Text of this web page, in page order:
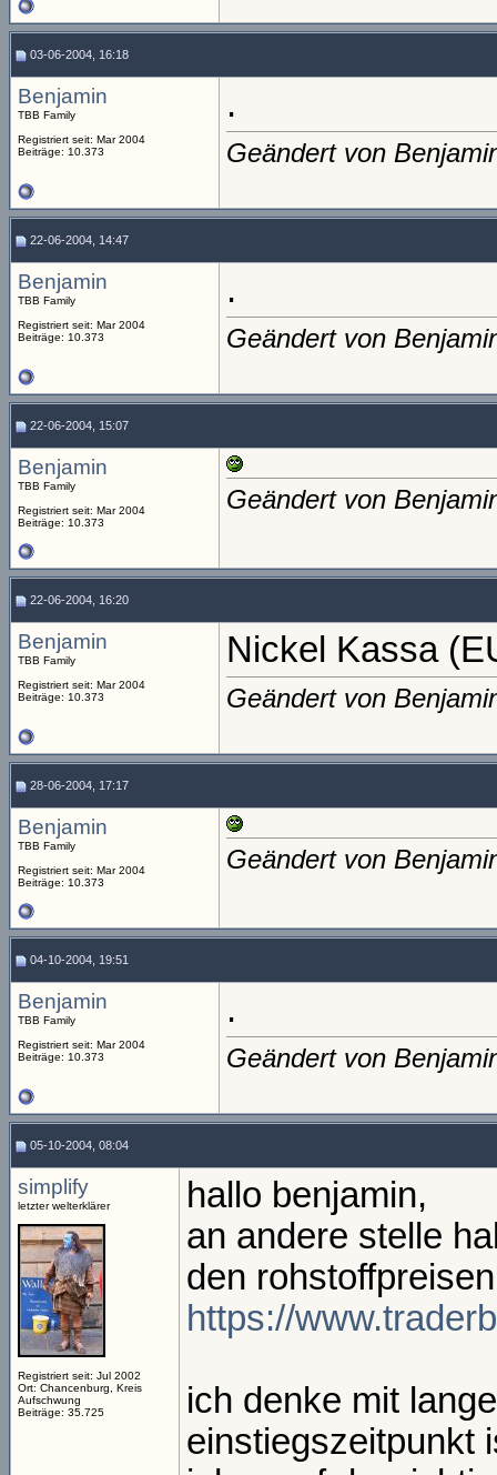
03-06-2004, 16:18
Benjamin
TBB Family
Registriert seit: Mar 2004
Beiträge: 10.373
.
Geändert von
22-06-2004, 14:47
Benjamin
TBB Family
Registriert seit: Mar 2004
Beiträge: 10.373
.
Geändert von
22-06-2004, 15:07
Benjamin
TBB Family
Registriert seit: Mar 2004
Beiträge: 10.373
Geändert von
22-06-2004, 16:20
Benjamin
TBB Family
Registriert seit: Mar 2004
Beiträge: 10.373
Nickel Kassa
Geändert von
28-06-2004, 17:17
Benjamin
TBB Family
Registriert seit: Mar 2004
Beiträge: 10.373
Geändert von
04-10-2004, 19:51
Benjamin
TBB Family
Registriert seit: Mar 2004
Beiträge: 10.373
.
Geändert von
05-10-2004, 08:04
simplify
letzter welterklärer
Registriert seit: Jul 2002
Ort: Chancenburg, Kreis
Aufschwung
Beiträge: 35.725
hallo benjamin,
an andere stelle
den
https://
ich denke mit
einstiegszeitpunkt